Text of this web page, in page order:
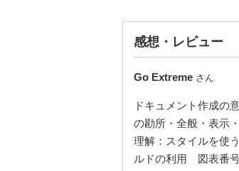
感想・レビュー
Go Extreme さん
ドキュメント作成
の勘所・全般・表示
理解：スタイルを使
ルドの利用 図表番